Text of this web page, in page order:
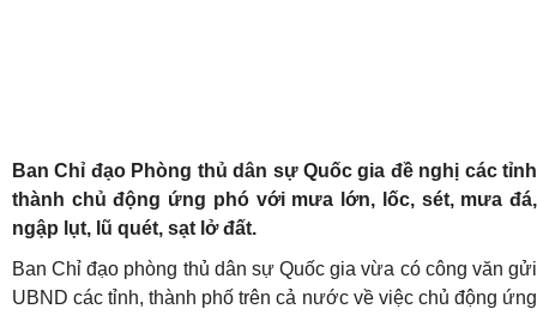
Ban Chỉ đạo Phòng thủ dân sự Quốc gia đề nghị các tỉnh
thành chủ động ứng phó với mưa lớn, lốc, sét, mưa đá,
ngập lụt, lũ quét, sạt lở đất.
Ban Chỉ đạo phòng thủ dân sự Quốc gia vừa có công văn gửi
UBND các tỉnh, thành phố trên cả nước về việc chủ động ứng